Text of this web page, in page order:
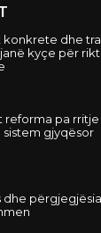
konkrete dhe
kyçe për
reforma pa
sistem gjyqësor
dhe